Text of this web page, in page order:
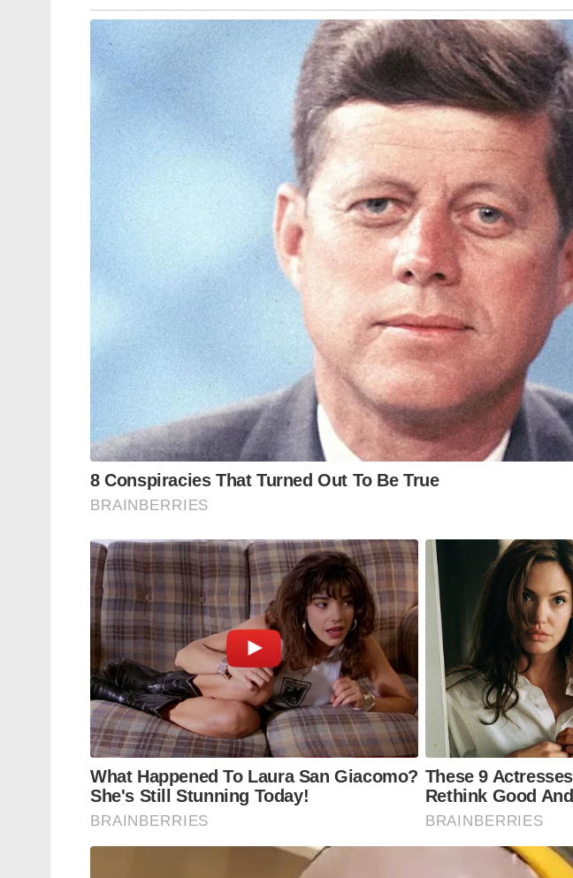
അനുഗ്രഹിക്കുന്നു.
ലോകമെമ്പാടുമുള്ള സഞ്ചാരികളെയും വിശ്വാസികളെയും ഈ
ആകർഷിക്കുന്നത് ഇവിടുത്തെ സവിശേഷമായ നിവേദ്യമാണ്.
പായസവും അപ്പവും നിവേദ്യമായി നൽകുമ്പോൾ, ടാൻഗ്രയിലെ
നൂഡിൽസും മോമോസും ചോറുമാണ്. ദേവിക്ക് നിവേദ്യമായി അർപ്പിച്ച
പ്രസാദമായി ലഭിക്കുന്നത് ഈ ചൈനീസ് വിഭവങ്ങളാണ് എന്നത്
കൗതുകം നിറഞ്ഞ ഒരു കാഴ്ചയാണ്. ജാതിക്കും മതത്തിനും
ഒന്നാണെന്നും, നിവേദ്യങ്ങളിലെ വൈവിധ്യമല്ല മറിച്ച്
ദൈവത്തിന് പ്രിയമെന്നും ഈ ക്ഷേത്രം നമ്മെ ഓർമ്മിപ്പിക്കുന്നു.
ചൈനാ ടൗണിൽ” ദേവി കുടികൊള്ളുന്നത് സകല അതിർവരമ്പുകളും
സ്നേഹത്തിന്റെ അമ്മയായാണ്.
temple chinese kali mandir Momos